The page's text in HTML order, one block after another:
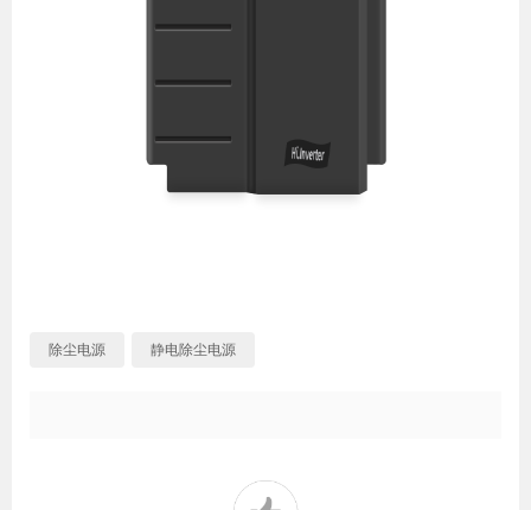
除尘电源 静电除尘电源